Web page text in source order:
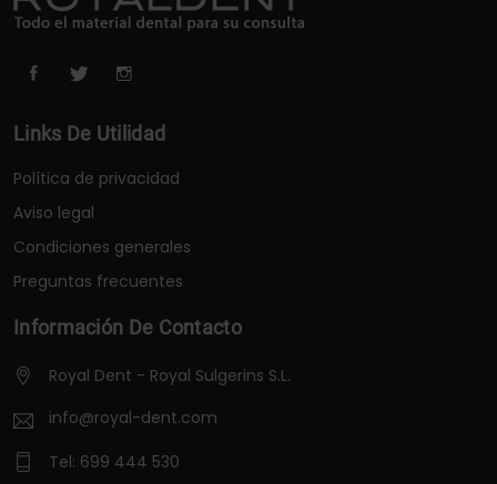
Links De Utilidad
Política de privacidad
Aviso legal
Condiciones generales
Preguntas frecuentes
Información De Contacto
Royal Dent - Royal Sulgerins S.L.
info@royal-dent.com
Tel: 699 444 530